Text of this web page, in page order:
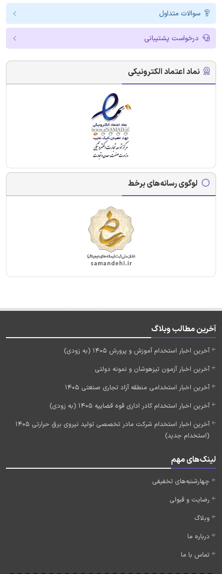
سوالات متداول
درخواست پشتیبانی
نماد اعتماد الکترونیکی
لوگوی رسانه‌های برخط
آخرین مطالب وبلاگ
آخرین اخبار استخدام آموزش و پرورش 1405 (به زودی)
آخرین اخبار آزمون تیزهوشان و نمونه دولتی
آخرین اخبار استخدامی منطقه آزاد تجاری صنعتی 1405
آخرین اخبار استخدام کادر اداری قوه قضاییه 1405 (به زودی)
آخرین اخبار استخدام شرکت مادر تخصصی تولید نیروی برق حرارتی 1405
(استخدام جدید)
لینک‌های مهم
چهارشنبه‌های تخفیفی
رضایت و قبولی
وبلاگ
درباره ما
تماس با ما